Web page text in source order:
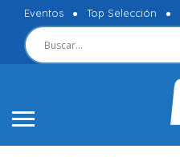
Eventos Top Selección